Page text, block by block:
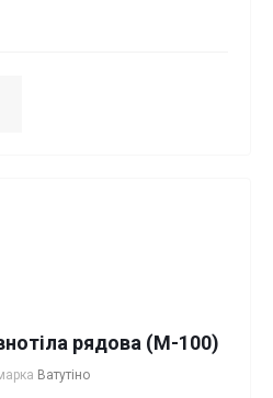
рядова (М-100)
Ватутіно